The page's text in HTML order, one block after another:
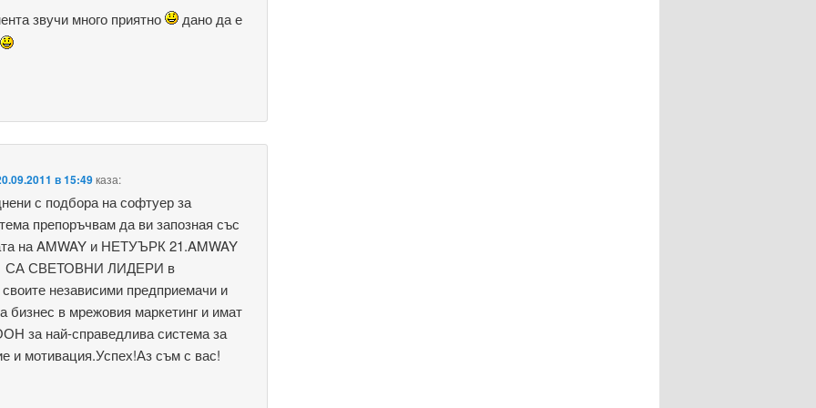
звучи много приятно
дано да е
в 15:49каза:
с подбора на софтуер за
препоръчвам да ви запозная със
на AMWAY и НЕТУЪРК 21.AMWAY
СА СВЕТОВНИ ЛИДЕРИ в
независими предприемачи и
бизнес в мрежовия маркетинг и имат
за най-справедлива система за
и мотивация.Успех!Аз съм с вас!